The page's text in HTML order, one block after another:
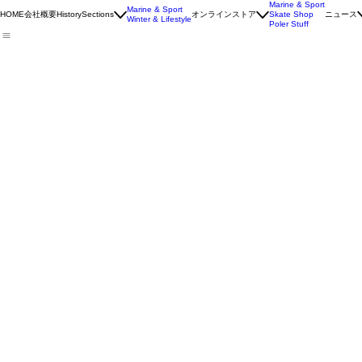
HOME会社概要HistorySections
Marine & Sport
Winter & Lifestyle
オンラインストア
Marine & Sport
Skate Shop
Poler Stuff
ニュース